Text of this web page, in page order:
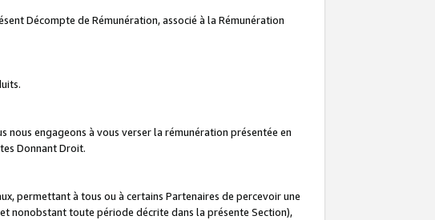
Décompte de Rémunération, associé à la Rémunération
nous engageons à vous verser la rémunération présentée en
Donnant Droit.
permettant à tous ou à certains Partenaires de percevoir une
nonobstant toute période décrite dans la présente Section),